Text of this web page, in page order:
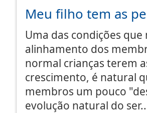
Meu filho tem as
Uma das condições
alinhamento dos
normal crianças terem
crescimento, é natural
membros um pouco
evolução natural do